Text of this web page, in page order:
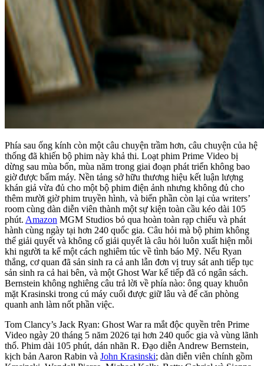
Phía sau ống kính còn một câu chuyện trầm hơn, câu chuyện của hệ
thống đã khiến bộ phim này khả thi. Loạt phim Prime Video bị
dừng sau mùa bốn, mùa năm trong giai đoạn phát triển không bao
giờ được bấm máy. Nền tảng sở hữu thương hiệu kết luận lượng
khán giả vừa đủ cho một bộ phim điện ảnh nhưng không đủ cho
thêm mười giờ phim truyền hình, và biến phần còn lại của writers’
room cùng dàn diễn viên thành một sự kiện toàn cầu kéo dài 105
phút. Amazon MGM Studios bỏ qua hoàn toàn rạp chiếu và phát
hành cùng ngày tại hơn 240 quốc gia. Câu hỏi mà bộ phim không
thể giải quyết và không cố giải quyết là câu hỏi luôn xuất hiện mỗi
khi người ta kể một cách nghiêm túc về tình báo Mỹ. Nếu Ryan
thắng, cơ quan đã sản sinh ra cả anh lẫn đơn vị truy sát anh tiếp tục
sản sinh ra cả hai bên, và một Ghost War kế tiếp đã có ngân sách.
Bernstein không nghiêng câu trả lời về phía nào: ông quay khuôn
mặt Krasinski trong cú máy cuối được giữ lâu và để căn phòng
quanh anh làm nốt phần việc.
Tom Clancy’s Jack Ryan: Ghost War ra mắt độc quyền trên Prime
Video ngày 20 tháng 5 năm 2026 tại hơn 240 quốc gia và vùng lãnh
thổ. Phim dài 105 phút, dán nhãn R. Đạo diễn Andrew Bernstein,
kịch bản Aaron Rabin và John Krasinski; dàn diễn viên chính gồm